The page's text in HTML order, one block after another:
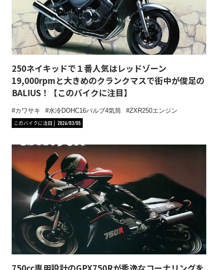
250ネイキッドで１番人気はレッドゾーン
19,000rpmと大きめのクランクマスで街中が俊足の
BALIUS！【このバイクに注目】
カワサキ 水冷DOHC16バルブ4気筒
ZXR250エンジン
このバイクに注目
2026/03/05